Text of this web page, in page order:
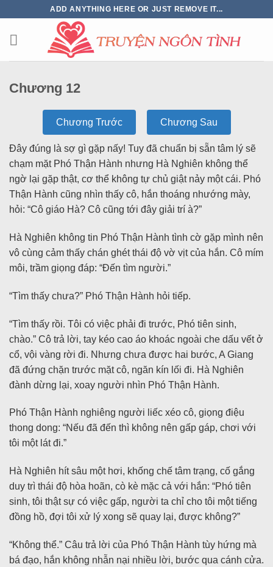
ADD ANYTHING HERE OR JUST REMOVE IT...
Chương 12
Chương Trước Chương Sau
Đây đúng là sợ gì gặp nấy! Tuy đã chuẩn bị sẵn tâm lý sẽ
chạm mặt Phó Thận Hành nhưng Hà Nghiên không thể
ngờ lại gặp thật, cơ thể không tự chủ giật nảy một cái. Phó
Thận Hành cũng nhìn thấy cô, hắn thoáng nhướng mày,
hỏi: “Cô giáo Hà? Cô cũng tới đây giải trí à?”
Hà Nghiên không tin Phó Thận Hành tình cờ gặp mình nên
vô cùng cảm thấy chán ghét thái độ vờ vịt của hắn. Cô mím
môi, trầm giọng đáp: “Đến tìm người.”
“Tìm thấy chưa?” Phó Thận Hành hỏi tiếp.
“Tìm thấy rồi. Tôi có việc phải đi trước, Phó tiên sinh,
chào.” Cô trả lời, tay kéo cao áo khoác ngoài che dấu vết ở
cổ, vội vàng rời đi. Nhưng chưa được hai bước, A Giang
đã đứng chặn trước mặt cô, ngăn kín lối đi. Hà Nghiên
đành dừng lại, xoay người nhìn Phó Thận Hành.
Phó Thận Hành nghiêng người liếc xéo cô, giọng điệu
thong dong: “Nếu đã đến thì không nên gấp gáp, chơi với
tôi một lát đi.”
Hà Nghiên hít sâu một hơi, khống chế tâm trạng, cố gắng
duy trì thái độ hòa hoãn, cò kè mặc cả với hắn: “Phó tiên
sinh, tôi thật sự có việc gấp, người ta chỉ cho tôi một tiếng
đồng hồ, đợi tôi xử lý xong sẽ quay lại, được không?”
“Không thể.” Câu trả lời của Phó Thận Hành tùy hứng mà
bá đạo, hắn không nhẫn nại nhiều lời, bước qua cánh cửa.